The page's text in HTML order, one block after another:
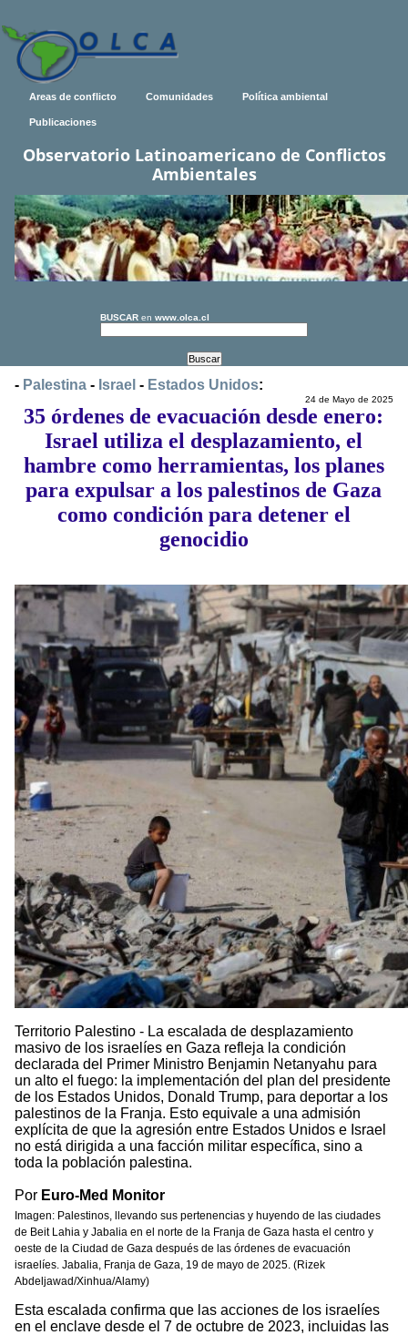
Areas de conflicto Comunidades Política ambiental
Publicaciones
Observatorio Latinoamericano de Conflictos
Ambientales
BUSCAR en www.olca.cl
- Palestina - Israel - Estados Unidos:
24 de Mayo de 2025
35 órdenes de evacuación desde enero:
Israel utiliza el desplazamiento, el
hambre como herramientas, los planes
para expulsar a los palestinos de Gaza
como condición para detener el
genocidio
Territorio Palestino - La escalada de desplazamiento
masivo de los israelíes en Gaza refleja la condición
declarada del Primer Ministro Benjamin Netanyahu para
un alto el fuego: la implementación del plan del presidente
de los Estados Unidos, Donald Trump, para deportar a los
palestinos de la Franja. Esto equivale a una admisión
explícita de que la agresión entre Estados Unidos e Israel
no está dirigida a una facción militar específica, sino a
toda la población palestina.
Por Euro-Med Monitor
Imagen: Palestinos, llevando sus pertenencias y huyendo de las ciudades
de Beit Lahia y Jabalia en el norte de la Franja de Gaza hasta el centro y
oeste de la Ciudad de Gaza después de las órdenes de evacuación
israelíes. Jabalia, Franja de Gaza, 19 de mayo de 2025. (Rizek
Abdeljawad/Xinhua/Alamy)
Esta escalada confirma que las acciones de los israelíes
en el enclave desde el 7 de octubre de 2023, incluidas las